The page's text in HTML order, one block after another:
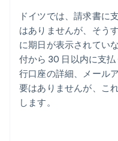
ドイツでは、請求書に
はありませんが、そう
に期日が表示されてい
付から 30 日以内に支
行口座の詳細、メール
要はありませんが、こ
します。